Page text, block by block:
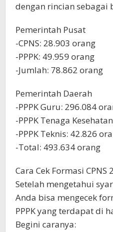
dengan rincian sebagai
Pemerintah Pusat
-CPNS: 28.903 orang
-PPPK: 49.959 orang
-Jumlah: 78.862 orang
Pemerintah Daerah
-PPPK Guru: 296.084
-PPPK Tenaga
-PPPK Teknis: 42.826
-Total: 493.634 orang
Cara Cek Formasi CPNS
Setelah mengetahui
Anda bisa mengecek
PPPK yang terdapat di
Begini caranya: